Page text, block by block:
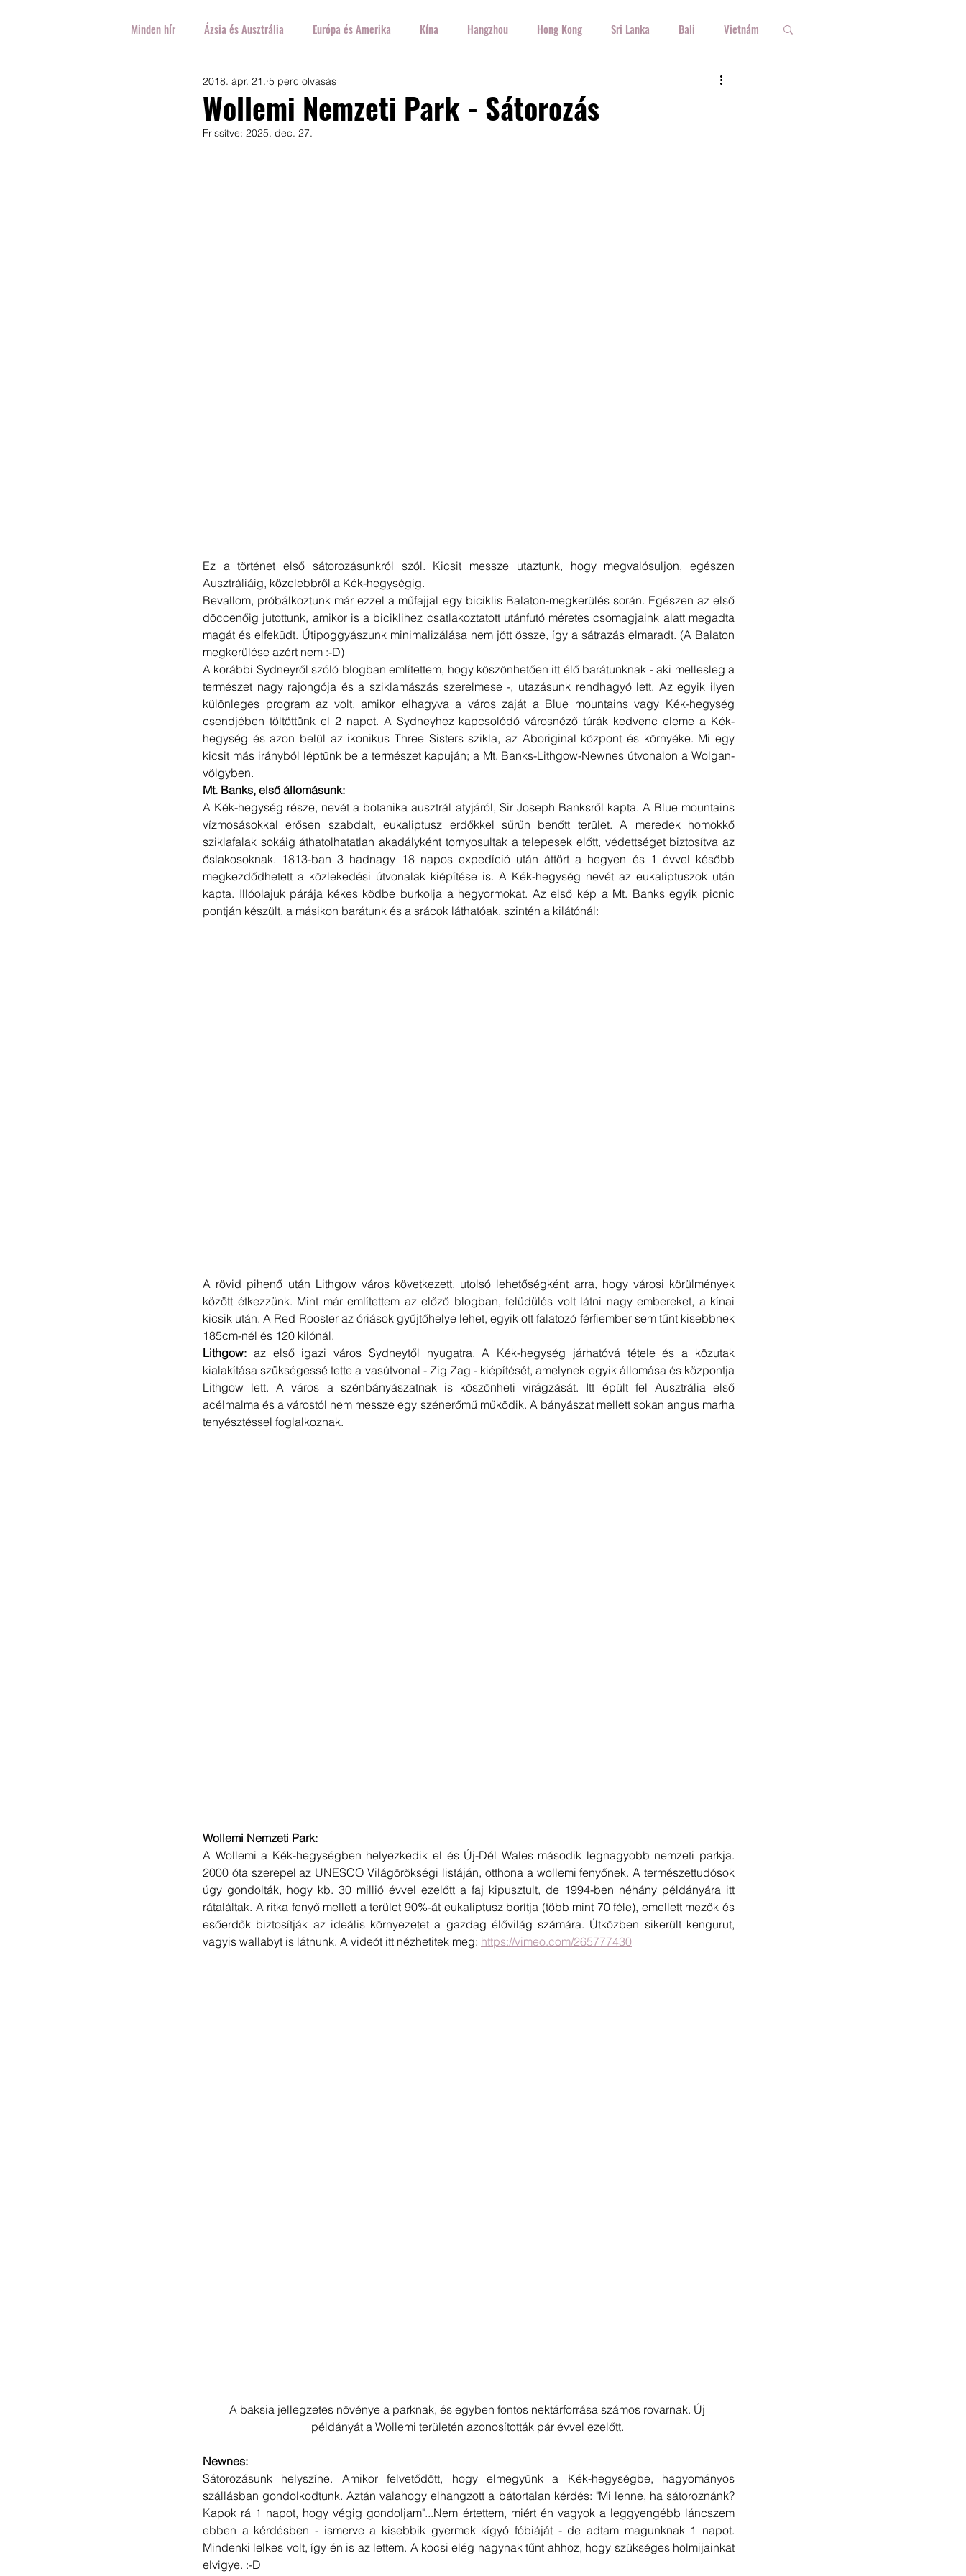
Minden hír Ázsia és Ausztrália Európa és Amerika Kína Hangzhou Hong Kong Sri Lanka Bali Vietnám
Egyesült-Királyság Ausztria
Wollemi Nemzeti Park - Sátorozás
2018. ápr. 21. 5 perc olvasás
Frissítve: 2025. dec. 27.
Ez a történet első sátorozásunkról szól. Kicsit messze utaztunk, hogy megvalósuljon, egészen
Ausztráliáig, közelebbről a Kék-hegységig.
Bevallom, próbálkoztunk már ezzel a műfajjal egy biciklis Balaton-megkerülés során. Egészen az első
döccenőig jutottunk, amikor is a biciklihez csatlakoztatott utánfutó méretes csomagjaink alatt megadta
magát és elfeküdt. Útipoggyászunk minimalizálása nem jött össze, így a sátrazás elmaradt. (A Balaton
megkerülése azért nem :-D)
A korábbi Sydneyről szóló blogban említettem, hogy köszönhetően itt élő barátunknak - aki mellesleg a
természet nagy rajongója és a sziklamászás szerelmese -, utazásunk rendhagyó lett. Az egyik ilyen
különleges program az volt, amikor elhagyva a város zaját a Blue mountains vagy Kék-hegység
csendjében töltöttünk el 2 napot. A Sydneyhez kapcsolódó városnéző túrák kedvenc eleme a Kék-
hegység és azon belül az ikonikus Three Sisters szikla, az Aboriginal központ és környéke. Mi egy
kicsit más irányból léptünk be a természet kapuján; a Mt. Banks-Lithgow-Newnes útvonalon a Wolgan-
völgyben.
Mt. Banks, első állomásunk:
A Kék-hegység része, nevét a botanika ausztrál atyjáról, Sir Joseph Banksről kapta. A Blue mountains
vízmosásokkal erősen szabdalt, eukaliptusz erdőkkel sűrűn benőtt terület. A meredek homokkő
sziklafalak sokáig áthatolhatatlan akadályként tornyosultak a telepesek előtt, védettséget biztosítva az
őslakosoknak. 1813-ban 3 hadnagy 18 napos expedíció után áttört a hegyen és 1 évvel később
megkezdődhetett a közlekedési útvonalak kiépítése is. A Kék-hegység nevét az eukaliptuszok után
kapta. Illóolajuk párája kékes ködbe burkolja a hegyormokat. Az első kép a Mt. Banks egyik picnic
pontján készült, a másikon barátunk és a srácok láthatóak, szintén a kilátónál:
A rövid pihenő után Lithgow város következett, utolsó lehetőségként arra, hogy városi körülmények
között étkezzünk. Mint már említettem az előző blogban, felüdülés volt látni nagy embereket, a kínai
kicsik után. A Red Rooster az óriások gyűjtőhelye lehet, egyik ott falatozó férfiember sem tűnt kisebbnek
185cm-nél és 120 kilónál.
Lithgow: az első igazi város Sydneytől nyugatra. A Kék-hegység járhatóvá tétele és a közutak
kialakítása szükségessé tette a vasútvonal - Zig Zag - kiépítését, amelynek egyik állomása és központja
Lithgow lett. A város a szénbányászatnak is köszönheti virágzását. Itt épült fel Ausztrália első
acélmalma és a várostól nem messze egy szénerőmű működik. A bányászat mellett sokan angus marha
tenyésztéssel foglalkoznak.
Wollemi Nemzeti Park:
A Wollemi a Kék-hegységben helyezkedik el és Új-Dél Wales második legnagyobb nemzeti parkja.
2000 óta szerepel az UNESCO Világörökségi listáján, otthona a wollemi fenyőnek. A természettudósok
úgy gondolták, hogy kb. 30 millió évvel ezelőtt a faj kipusztult, de 1994-ben néhány példányára itt
rátaláltak. A ritka fenyő mellett a terület 90%-át eukaliptusz borítja (több mint 70 féle), emellett mezők és
esőerdők biztosítják az ideális környezetet a gazdag élővilág számára. Útközben sikerült kengurut,
vagyis wallabyt is látnunk. A videót itt nézhetitek meg: https://vimeo.com/265777430
A baksia jellegzetes növénye a parknak, és egyben fontos nektárforrása számos rovarnak. Új
példányát a Wollemi területén azonosították pár évvel ezelőtt.
Newnes:
Sátorozásunk helyszíne. Amikor felvetődött, hogy elmegyünk a Kék-hegységbe, hagyományos
szállásban gondolkodtunk. Aztán valahogy elhangzott a bátortalan kérdés: "Mi lenne, ha sátoroznánk?
Kapok rá 1 napot, hogy végig gondoljam"...Nem értettem, miért én vagyok a leggyengébb láncszem
ebben a kérdésben - ismerve a kisebbik gyermek kígyó fóbiáját - de adtam magunknak 1 napot.
Mindenki lelkes volt, így én is az lettem. A kocsi elég nagynak tűnt ahhoz, hogy szükséges holmijainkat
elvigye. :-D